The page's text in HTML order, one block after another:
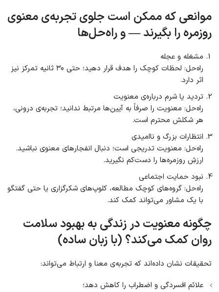
موانعی که ممکن است جلوی تجربه‌ی معنوی
روزمره را بگیرند — و راه‌حل‌ها
مشغله و عجله
راه‌حل: لحظات کوچک را هدف قرار دهید؛ حتی ۳۰ ثانیه تمرکز نیز
اثر دارد.
تردید یا شرم درباره‌ی معنویت
راه‌حل: معنویت را صرفاً به آیین‌ها مرتبط ندانید؛ تجربه‌ی درونی،
هر شکلش محترم است.
انتظارات بزرگ و ناامیدی
راه‌حل: معنویت تدریجی است؛ دنبال انفجارهای معنوی نباشید.
ارزشِ روزمره‌ها را دست‌کم نگیرید.
نبود حمایت اجتماعی
راه‌حل: گروه‌های کوچک مطالعه، کلوپ‌های شکرگزاری یا حتی گفتگو
با یک مشاور می‌تواند کمک کند.
چگونه معنویت در زندگی به بهبود سلامت
روان کمک می‌کند؟ (با زبان ساده)
تحقیقات نشان داده‌اند که تجربه‌ی معنا و ارتباط می‌تواند:
علائم افسردگی و اضطراب را کاهش دهد؛